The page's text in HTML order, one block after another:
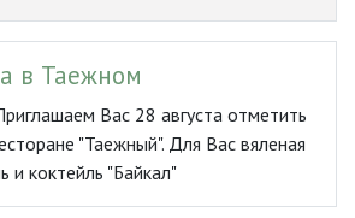
в Таежном
Вас 28 августа отметить
"Таежный". Для Вас вяленая
и коктейль "Байкал"